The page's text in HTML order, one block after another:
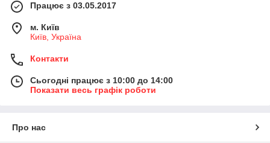
Працює з 03.05.2017
м. Київ
Київ, Україна
Контакти
Сьогодні працює з 10:00 до 14:00
Показати весь графік роботи
Про нас